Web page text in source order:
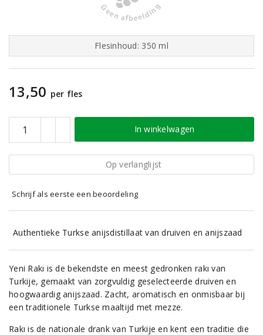
Flesinhoud: 350 ml
13,50 per fles
In winkelwagen
Op verlanglijst
Schrijf als eerste een beoordeling
Authentieke Turkse anijsdistillaat van druiven en anijszaad
Yeni Rakı is de bekendste en meest gedronken rakı van
Turkije, gemaakt van zorgvuldig geselecteerde druiven en
hoogwaardig anijszaad. Zacht, aromatisch en onmisbaar bij
een traditionele Turkse maaltijd met mezze.
Rakı is de nationale drank van Turkije en kent een traditie die